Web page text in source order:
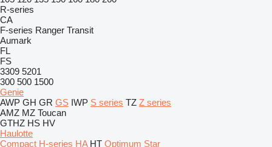
R-series
CA
F-series Ranger Transit
Aumark
FL
FS
3309 5201
300 500 1500
Genie
AWP GH GR GS IWP S series TZ Z series
AMZ MZ Toucan
GTHZ HS HV
Haulotte
Compact H-series HA HT Optimum Star